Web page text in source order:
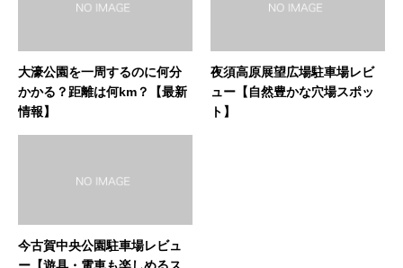
大濠公園を一周するのに何分
かかる？距離は何km？【最新
情報】
夜須高原展望広場駐車場レビ
ュー【自然豊かな穴場スポッ
ト】
今古賀中央公園駐車場レビュ